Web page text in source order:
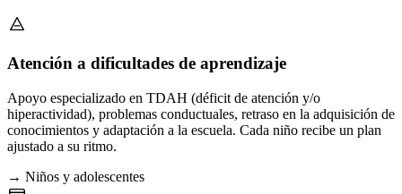
Atención a dificultades de aprendizaje
Apoyo especializado en TDAH (déficit de atención y/o
hiperactividad), problemas conductuales, retraso en la adquisición de
conocimientos y adaptación a la escuela. Cada niño recibe un plan
ajustado a su ritmo.
→ Niños y adolescentes